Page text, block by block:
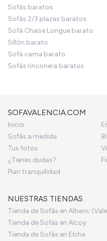
Sofás baratos
Sofás 2/3 plazas baratos
Sofá Chaise Longue barato
Sillón barato
Sofá cama barato
Sofás rinconera baratos
SOFAVALENCIA.COM
Inicio
Sofás a medida
Tus fotos
¿Tienes dudas?
Plan tranquilidad
NUESTRAS TIENDAS
Tienda de Sofás en Alberic
Tienda de Sofás en Alcoy
Tienda de Sofás en Elche